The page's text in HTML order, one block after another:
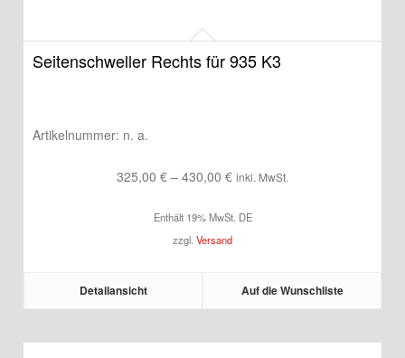
Seitenschweller Rechts für 935 K3
Artikelnummer: n. a.
325,00 € – 430,00 €Preisspanne:
bis
430,00 €
inkl. MwSt.
Enthält 19% MwSt. DE
zzgl. Versand
Detailansicht Auf die Wunschliste